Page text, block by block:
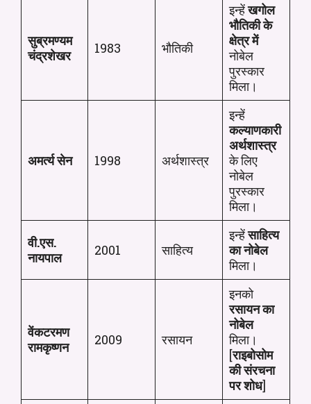
सुब्रमण्यम
चंद्रशेखर
1983 भौतिकी
इन्हेंखगोल
भौतिकी के
क्षेत्र में
नोबेल
पुरस्कार
मिला।
अमर्त्य सेन 1998 अर्थशास्त्र
इन्हें
कल्याणकारी
अर्थशास्त्र
के लिए
नोबेल
पुरस्कार
मिला।
वी.एस.
नायपाल
2001 साहित्य
इन्हेंसाहित्य
का नोबेल
मिला।
वेंकटरमण
रामकृष्णन
2009 रसायन
इनको
रसायन का
नोबेल
मिला।
[राइबोसोम
की संरचना
पर शोध]